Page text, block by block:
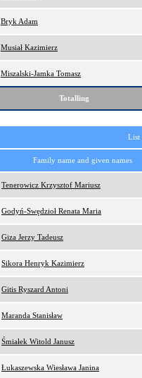
Bryk Adam
Musiał Kazimierz
Miszalski-Jamka Tomasz
Totalling
List
Family name and given names
Tenerowicz Krzysztof Mariusz
Godyń-Swędzioł Renata Maria
Giza Jerzy Tadeusz
Sikora Henryk Kazimierz
Gitis Ryszard Antoni
Maranda Stanisław
Śmiałek Witold Janusz
Łukaszewska Wiesława Janina